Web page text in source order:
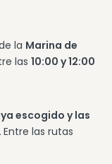
la Marina de
las 10:00 y 12:00
escogido y las
Entre las rutas